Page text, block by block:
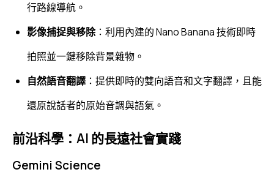
行路線導航。
影像捕捉與移除：利用內建的 Nano Banana 技術即時
拍照並一鍵移除背景雜物。
自然語音翻譯 ：提供即時的雙向語音和文字翻譯，且能
還原說話者的原始音調與語氣。
前沿科學：AI 的長遠社會實踐
Gemini Science